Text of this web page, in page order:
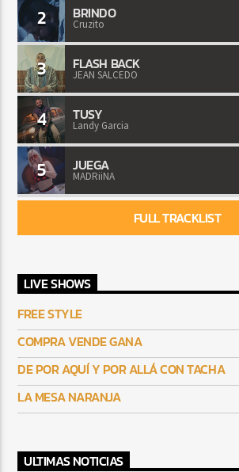
2 BRINDO
Cruzito
3 FLASH BACK
JEAN SALCEDO
4 TUSY
Landy Garcia
5 JUEGA
MADRiiNA
FULL TRACKLIST
LIVE SHOWS
FREE STYLE
COMPRA VENDE GANA
DE POR AQUÍ Y POR ALLÁ CON TACHA
LA MESA NARANJA
ULTIMAS NOTICIAS